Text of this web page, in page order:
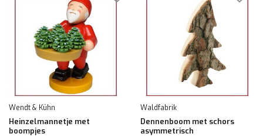
Wendt & Kühn
Heinzelmannetje met
boompjes
Waldfabrik
Dennenboom met schors
asymmetrisch